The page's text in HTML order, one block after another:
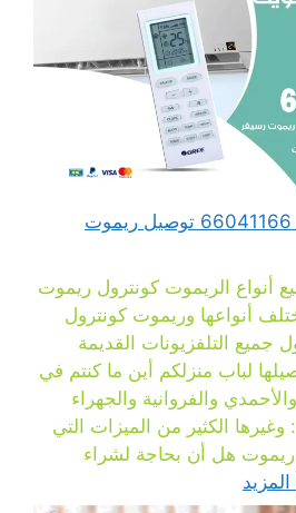
توصيل ريموت للمنزل 66041166 توصيل ريموت
أنواع الريموت كونترول ريموت
أنواعها وريموت كونترول
جميع التلفزيونات القديمة
لباب منزلكم أين ما كنتم في
والفروانية والجهراء
وغيرها الكثير من الميزات التي
ريموت هل أن بحاجة لشراء
المزيد